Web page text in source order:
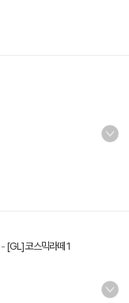
- [GL] 코스믹라떼 1